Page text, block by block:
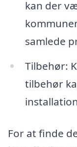
kan der
samlede
Tilbehør:
tilbehør
For at finde